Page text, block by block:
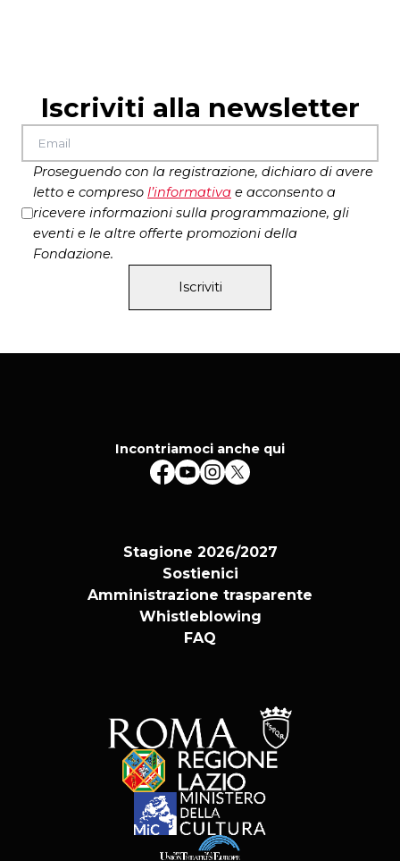
Produzione: Carla Taglietti
Testo e regia: C. Taglietti
interpreti: Carla Taglietti e Stefania Placidi – ITALIA
b)“Il doppio” (15’)
Produzione Surreale: Gianluigi Capone
interprete, testo e regia: Gianluigi Capone – ITALIA
c) “Le Ombre del Dubbio” (40’)
Testo e regia: Alexandra Zambà
Interpreti: Utenti del Centro Diurno Boemondo e
Iscriviti alla newsletter
Proseguendo con la registrazione, dichiaro di avere
letto e compreso l’informativa e acconsento a
ricevere informazioni sulla programmazione, gli
eventi e le altre offerte promozioni della
Fondazione.
Iscriviti
Incontriamoci anche qui
Stagione 2026/2027
Sostienici
Amministrazione trasparente
Whistleblowing
FAQ